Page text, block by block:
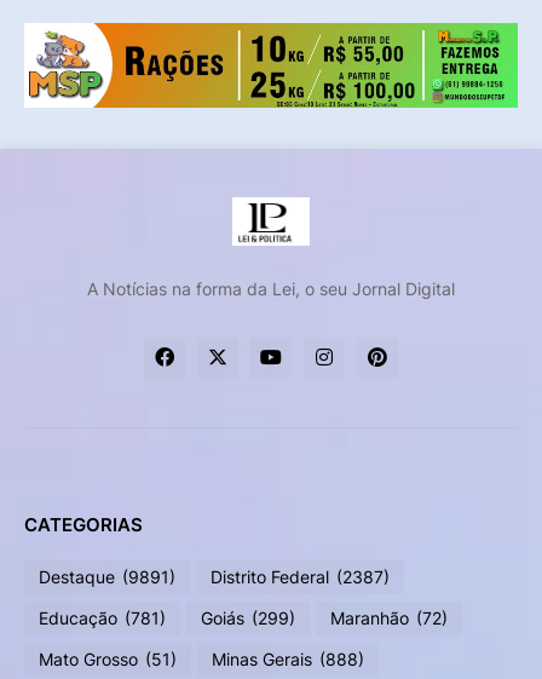
A Notícias na forma da Lei, o seu Jornal Digital
CATEGORIAS
Destaque (9891) Distrito Federal (2387)
Educação (781) Goiás (299) Maranhão (72)
Mato Grosso (51) Minas Gerais (888)